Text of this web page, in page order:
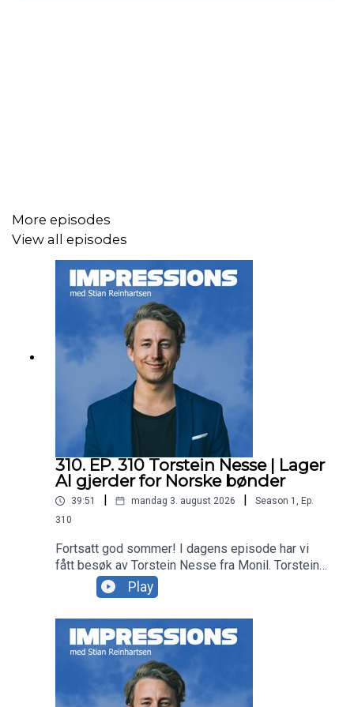
More episodes
View all episodes
310. EP. 310 Torstein Nesse | Lager
AI gjerder for Norske bønder
39:51 | mandag 3. august 2026 | Season 1 , Ep.
310
Fortsatt god sommer! I dagens episode har vi
fått besøk av Torstein Nesse fra Monil. Torstein
og Monil lager AI gjerder for norske bønder og for
deres dyr. Hvordan dette fungerer, ser ut og mye
mer får du vite om i dagens episode. Enjoy! Takk
for at du lytter til Impressions Podcast! Har du
forslag til gjester vi kan invitere? Send oss en
melding på sosiale medier:Instagram:
instagram.com/impressionspodTikTok:
tiktok.com/@impressionspod
Play